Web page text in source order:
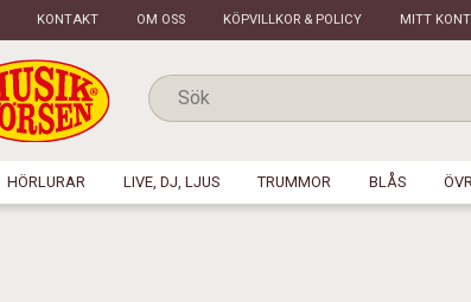
KONTAKT OM OSS KÖPVILLKOR & POLICY MITT
HÖRLURAR LIVE, DJ, LJUS TRUMMOR BLÅS